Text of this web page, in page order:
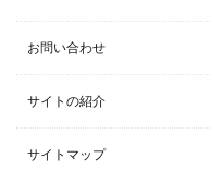
お問い合わせ
サイトの紹介
サイトマップ